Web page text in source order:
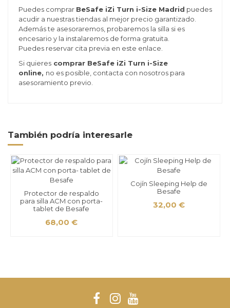
Puedes comprar BeSafe iZi Turn i-Size Madrid puedes
acudir a nuestras tiendas al mejor precio garantizado.
Además te asesoraremos, probaremos la silla si es
encesario y la instalaremos de forma gratuita.
Puedes reservar cita previa en este enlace.
Si quierescomprar BeSafe iZi Turn i-Size
online, no es posible, contacta con nosotros para
asesoramiento previo.
También podría interesarle
Protector de respaldo
para silla ACM con porta-
tablet de Besafe
68,00 €
Cojín Sleeping Help de
Besafe
32,00 €